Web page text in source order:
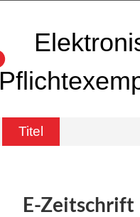
Titel
E-Zeitschrift